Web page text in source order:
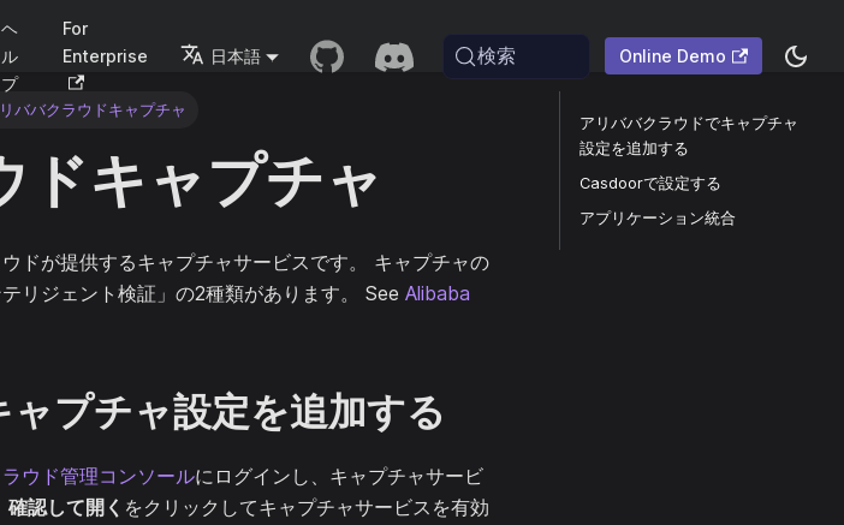
ヘ
ル
プ
For
Enterprise
日本語 検索 Online Demo
ババクラウドキャプチャ
ドキャプチャ
ドが提供するキャプチャサービスです。 キャプチャの
リジェント検証」の2種類があります。 See Alibaba
プチャ設定を追加する
ウド管理コンソールにログインし、キャプチャサービ
確認して開く をクリックしてキャプチャサービスを有効
アリババクラウドでキャプチャ
設定を追加する
Casdoorで設定する
アプリケーション統合